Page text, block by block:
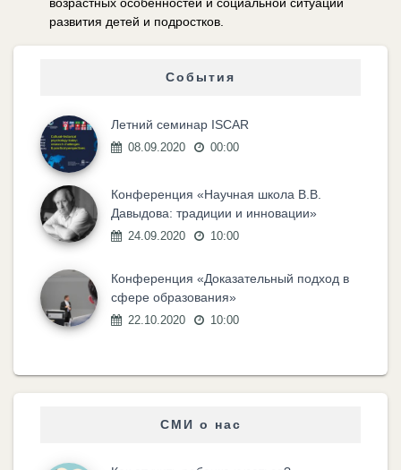
развития детей и подростков.
События
Летний семинар ISCAR
08.09.2020 00:00
Конференция «Научная школа В.В.
Давыдова: традиции и инновации»
24.09.2020 10:00
Конференция «Доказательный подход в
сфере образования»
22.10.2020 10:00
СМИ о нас